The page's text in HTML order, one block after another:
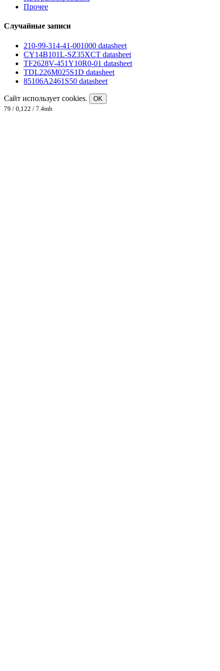
Прочее
Случайные записи
210-99-314-41-001000 datasheet
CY14B101L-SZ35XCT datasheet
TF2628V-451Y10R0-01 datasheet
TDL226M025S1D datasheet
85106A2461S50 datasheet
Сайт использует cookies.
OK
79 / 0,122 / 7.4mb